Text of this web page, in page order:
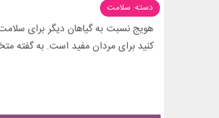
دسته: سلامت
هویج نسبت به گیاهان دیگر برای
کنید برای مردان مفید است. به گفته